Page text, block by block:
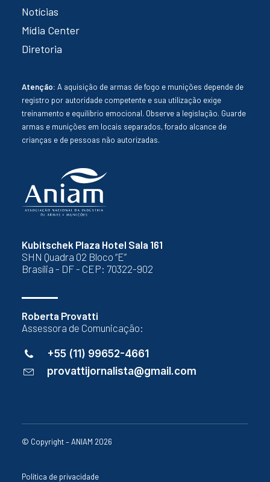
Kubitschek Plaza Hotel Sala 161
SHN Quadra 02 Bloco “E”
Brasília - DF - CEP: 70322-902
Roberta Provatti
Assessora de Comunicação:
+55 (11) 99652-4661
provattijornalista@gmail.com
Notícias
Mídia Center
Diretoria
Atenção: A aquisição de armas de fogo e munições depende de
registro por autoridade competente e sua utilização exige
treinamento e equilíbrio emocional. Observe a legislação. Guarde
armas e munições em locais separados, forado alcance de
crianças e de pessoas não autorizadas.
© Copyright – ANIAM 2026
Política de privacidade